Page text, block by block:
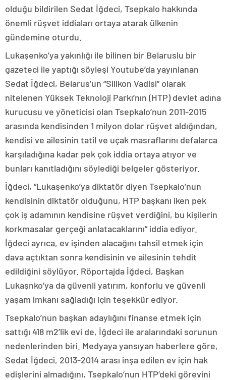
olduğu bildirilen Sedat İğdeci, Tsepkalo hakkında
önemli rüşvet iddiaları ortaya atarak ülkenin
gündemine oturdu.
Lukaşenko’ya yakınlığı ile bilinen bir Belaruslu bir
gazeteci ile yaptığı söyleşi Youtube’da yayınlanan
Sedat İğdeci, Belarus’un “Silikon Vadisi” olarak
nitelenen Yüksek Teknoloji Parkı’nın (HTP) devlet adına
kurucusu ve yöneticisi olan Tsepkalo’nun 2011-2015
arasında kendisinden 1 milyon dolar rüşvet aldığından,
kendisi ve ailesinin tatil ve uçak masraflarını defalarca
karşıladığına kadar pek çok iddia ortaya atıyor ve
bunları kanıtladığını söylediği belgeler gösteriyor.
İğdeci, “Lukaşenko’ya diktatör diyen Tsepkalo’nun
kendisinin diktatör olduğunu, HTP başkanı iken pek
çok iş adamının kendisine rüşvet verdiğini, bu kişilerin
korkmasalar gerçeği anlatacaklarını” iddia ediyor.
İğdeci ayrıca, ev işinden alacağını tahsil etmek için
dava açtıktan sonra kendisinin ve ailesinin tehdit
edildiğini söylüyor. Röportajda İğdeci, Başkan
Lukaşnko’ya da güvenli yatırım, konforlu ve güvenli
yaşam imkanı sağladığı için teşekkür ediyor.
Tsepkalo’nun başkan adaylığını finanse etmek için
sattığı 418 m2’lik evi de, İğdeci ile aralarındaki sorunun
nedenlerinden biri. Medyaya yansıyan haberlere göre,
Sedat İğdeci, 2013-2014 arası inşa edilen ev için hak
edişlerini almadığını, Tsepkalo’nun HTP’deki görevini